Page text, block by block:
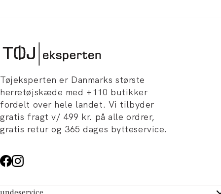
Tøjeksperten er Danmarks største
herretøjskæde med +110 butikker
fordelt over hele landet. Vi tilbyder
gratis fragt v/ 499 kr. på alle ordrer,
gratis retur og 365 dages bytteservice.